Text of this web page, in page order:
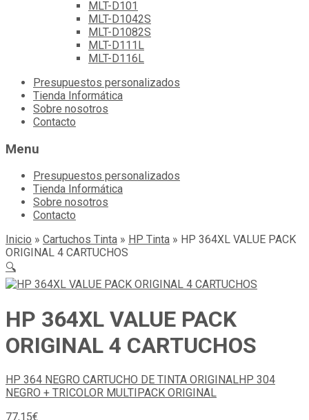
MLT-D101
MLT-D1042S
MLT-D1082S
MLT-D111L
MLT-D116L
Skip
content
Presupuestos personalizados
Tienda Informática
Sobre nosotros
Contacto
Menu
Presupuestos personalizados
Tienda Informática
Sobre nosotros
Contacto
Inicio » Cartuchos Tinta » HP Tinta » HP 364XL VALUE PACK
ORIGINAL 4 CARTUCHOS
🔍
HP 364XL VALUE PACK
ORIGINAL 4 CARTUCHOS
HP 364 NEGRO CARTUCHO DE TINTA ORIGINALHP 304
NEGRO + TRICOLOR MULTIPACK ORIGINAL
77,15€